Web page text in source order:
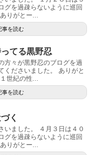
グを過疎らないように巡回
りがとー...
事を読む
てる黒野忍
方々が黒野忍のブログを過
くださいました。 ありがと
世紀の性...
事を読む
く
いました。 ４月３日は４０
グを過疎らないように巡回
りがとー...